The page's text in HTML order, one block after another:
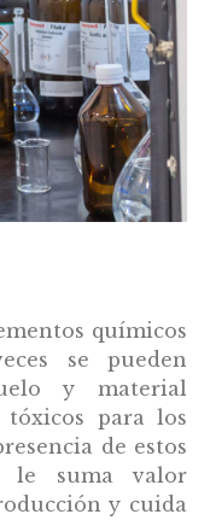
químicos
se pueden
y material
tóxicos para los
de estos
le suma valor
y cuida